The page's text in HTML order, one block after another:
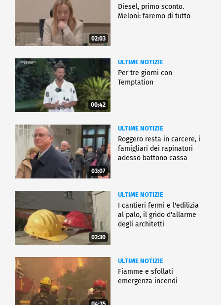
02:03
Diesel, primo sconto.
Meloni: faremo di tutto
00:42
ULTIME NOTIZIE
Per tre giorni con
Temptation
03:07
ULTIME NOTIZIE
Roggero resta in carcere, i
famigliari dei rapinatori
adesso battono cassa
02:30
ULTIME NOTIZIE
I cantieri fermi e l'edilizia
al palo, il grido d'allarme
degli architetti
ULTIME NOTIZIE
Fiamme e sfollati
emergenza incendi